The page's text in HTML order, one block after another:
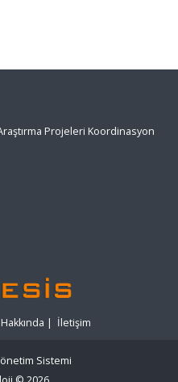
Projeleri Koordinasyon
| İletişim
Sistemi